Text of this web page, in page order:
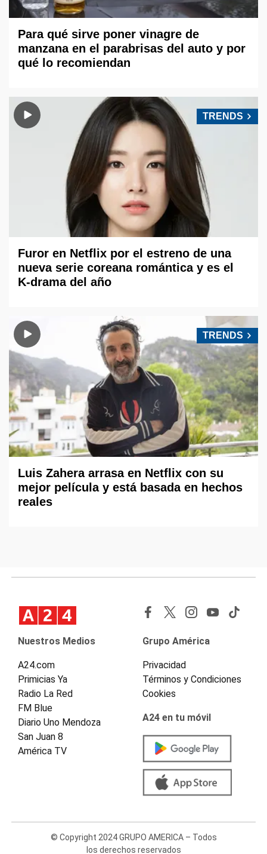
Para qué sirve poner vinagre de
manzana en el parabrisas del auto y por
qué lo recomiendan
TRENDS
Furor en Netflix por el estreno de una
nueva serie coreana romántica y es el
K-drama del año
TRENDS
Luis Zahera arrasa en Netflix con su
mejor película y está basada en hechos
reales
Nuestros Medios
A24.com
Primicias Ya
Radio La Red
FM Blue
Diario Uno Mendoza
San Juan 8
América TV
Grupo América
Privacidad
Términos y Condiciones
Cookies
A24 en tu móvil
© Copyright 2024 GRUPO AMERICA – Todos
los derechos reservados